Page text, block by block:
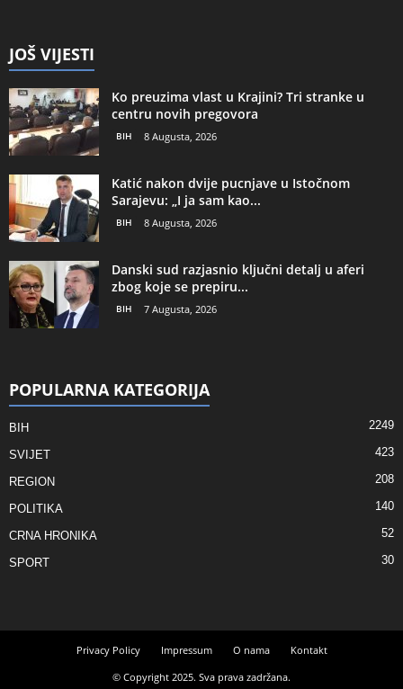
JOŠ VIJESTI
Ko preuzima vlast u Krajini? Tri stranke u
centru novih pregovora
BIH 8 Augusta, 2026
Katić nakon dvije pucnjave u Istočnom
Sarajevu: „I ja sam kao...
BIH 8 Augusta, 2026
Danski sud razjasnio ključni detalj u aferi
zbog koje se prepiru...
BIH 7 Augusta, 2026
POPULARNA KATEGORIJA
BIH 2249
SVIJET 423
REGION 208
POLITIKA 140
CRNA HRONIKA 52
SPORT 30
Privacy Policy Impressum O nama
Kontakt
© Copyright 2025. Sva prava zadržana.